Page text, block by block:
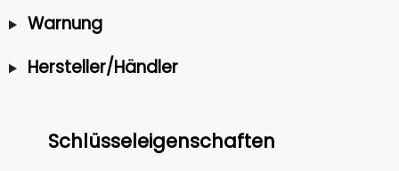
Warnung
Hersteller/Händler
Schlüsseleigenschaften